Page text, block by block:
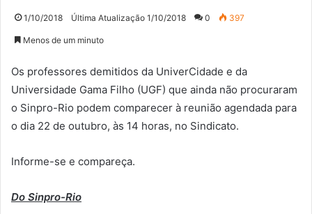
1/10/2018 Última Atualização 1/10/2018 0 397
Menos de um minuto
Os professores demitidos da UniverCidade e da
Universidade Gama Filho (UGF) que ainda não procuraram
o Sinpro-Rio podem comparecer à reunião agendada para
o dia 22 de outubro, às 14 horas, no Sindicato.
Informe-se e compareça.
Do Sinpro-Rio